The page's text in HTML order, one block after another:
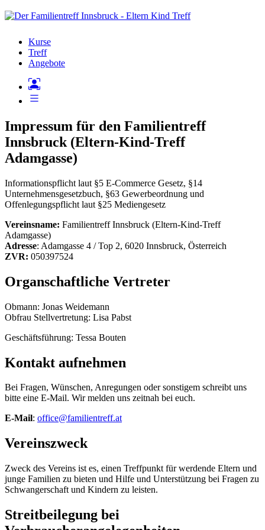
Kurse
Treff
Angebote
Impressum für den Familientreff
Innsbruck (Eltern-Kind-Treff
Adamgasse)
Informationspflicht laut §5 E-Commerce Gesetz, §14
Unternehmensgesetzbuch, §63 Gewerbeordnung und
Offenlegungspflicht laut §25 Mediengesetz
Vereinsname: Familientreff Innsbruck (Eltern-Kind-Treff
Adamgasse)
Adresse: Adamgasse 4 / Top 2, 6020 Innsbruck, Österreich
ZVR: 050397524
Organschaftliche Vertreter
Obmann: Jonas Weidemann
Obfrau Stellvertretung: Lisa Pabst
Geschäftsführung: Tessa Bouten
Kontakt aufnehmen
Bei Fragen, Wünschen, Anregungen oder sonstigem schreibt uns
bitte eine E-Mail. Wir melden uns zeitnah bei euch.
E-Mail: office@familientreff.at
Vereinszweck
Zweck des Vereins ist es, einen Treffpunkt für werdende Eltern und
junge Familien zu bieten und Hilfe und Unterstützung bei Fragen zu
Schwangerschaft und Kindern zu leisten.
Streitbeilegung bei